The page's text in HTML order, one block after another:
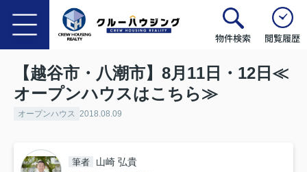
物件検索 閲覧履歴
【越谷市・八潮市】8月11日・12日≪
オープンハウスはこちら≫
オープンハウス 2018.08.09
筆者 山崎 弘貴